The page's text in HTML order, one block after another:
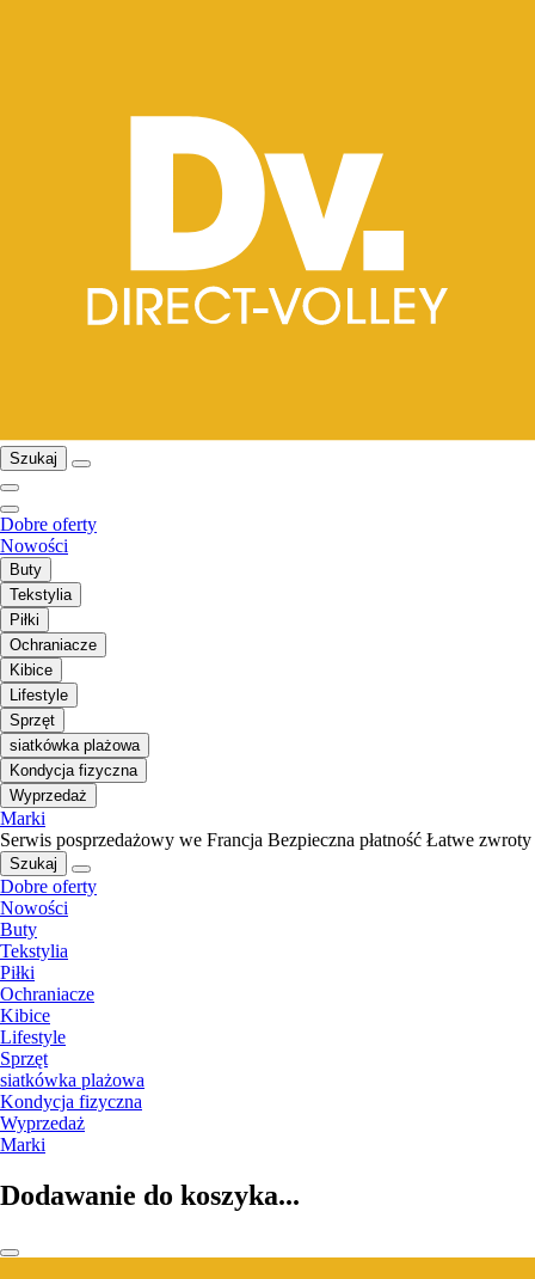
Szukaj
Dobre oferty
Nowości
Buty
Tekstylia
Piłki
Ochraniacze
Kibice
Lifestyle
Sprzęt
siatkówka plażowa
Kondycja fizyczna
Wyprzedaż
Marki
Serwis posprzedażowy we Francja Bezpieczna płatność Łatwe zwroty
Szukaj
Dobre oferty
Nowości
Buty
Tekstylia
Piłki
Ochraniacze
Kibice
Lifestyle
Sprzęt
siatkówka plażowa
Kondycja fizyczna
Wyprzedaż
Marki
Dodawanie do koszyka...